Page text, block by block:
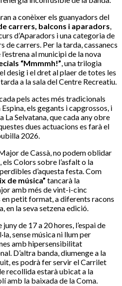
a conèixer els guanyadors del
carrers, balcons i aparadors,
d’Aparadors i una categoria de
de carrers. Per la tarda, cassanecs
al municipi de la nova
“Mmmmh!”, una trilogia
desig i el dret al plaer de totes les
a la sala del Centre Recreatiu.
pels actes més tradicionals
els gegants i capgrossos, i
La Selvatana, que cada any obre
dues actuacions es farà el
2026.
de Cassà, no podem oblidar
Colors sobre l’asfalt o la
d’aquesta festa. Com
de música” tancarà la
amb més de vint-i-cinc
en petit format, a diferents racons
en la seva setzena edició.
de 17 a 20 hores, l’espai de
sense música ni llum per
amb hipersensibilitat
D’altra banda, diumenge a la
es podrà fer servir el Carrilet
recollida estarà ubicat a la
amb la baixada de la Coma.